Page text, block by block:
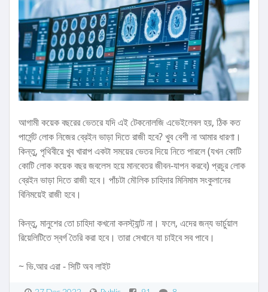
আগামী কয়েক বছরের ভেতরে যদি এই টেকনোলজি এভেইলেবল হয়, ঠিক কত
পার্সেন্ট লোক নিজের ব্রেইন ভাড়া দিতে রাজী হবে? খুব বেশী না আমার ধারণা।
কিন্তু, পৃথিবীরে খুব খারাপ একটা সময়ের ভেতর দিয়ে নিতে পারলে (যখন কোটি
কোটি লোক কয়েক বছর জবলেস হয়ে মানবেতর জীবন-যাপন করবে) প্রচুর লোক
ব্রেইন ভাড়া দিতে রাজী হবে। পাঁচটা মৌলিক চাহিদার মিনিমাম সংকুলানের
বিনিময়েই রাজী হবে।
কিন্তু, মানুশের তো চাহিদা কখনো কনস্ট্যান্ট না। ফলে, এদের জন্য ভার্চুয়াল
রিয়েলিটিতে স্বর্গ তৈরি করা হবে। তারা সেখানে যা চাইবে সব পাবে।
~ ভি.আর এরা - সিটি অব লাইট